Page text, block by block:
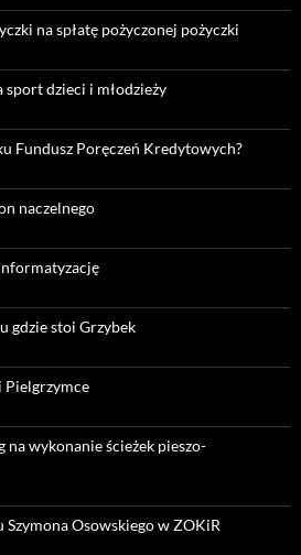
na spłatę pożyczonej pożyczki
sport dzieci i młodzieży
Fundusz Poręczeń Kredytowych?
naczelnego
gdzie stoi Grzybek
na wykonanie ścieżek pieszo-
Szymona Osowskiego w ZOKiR